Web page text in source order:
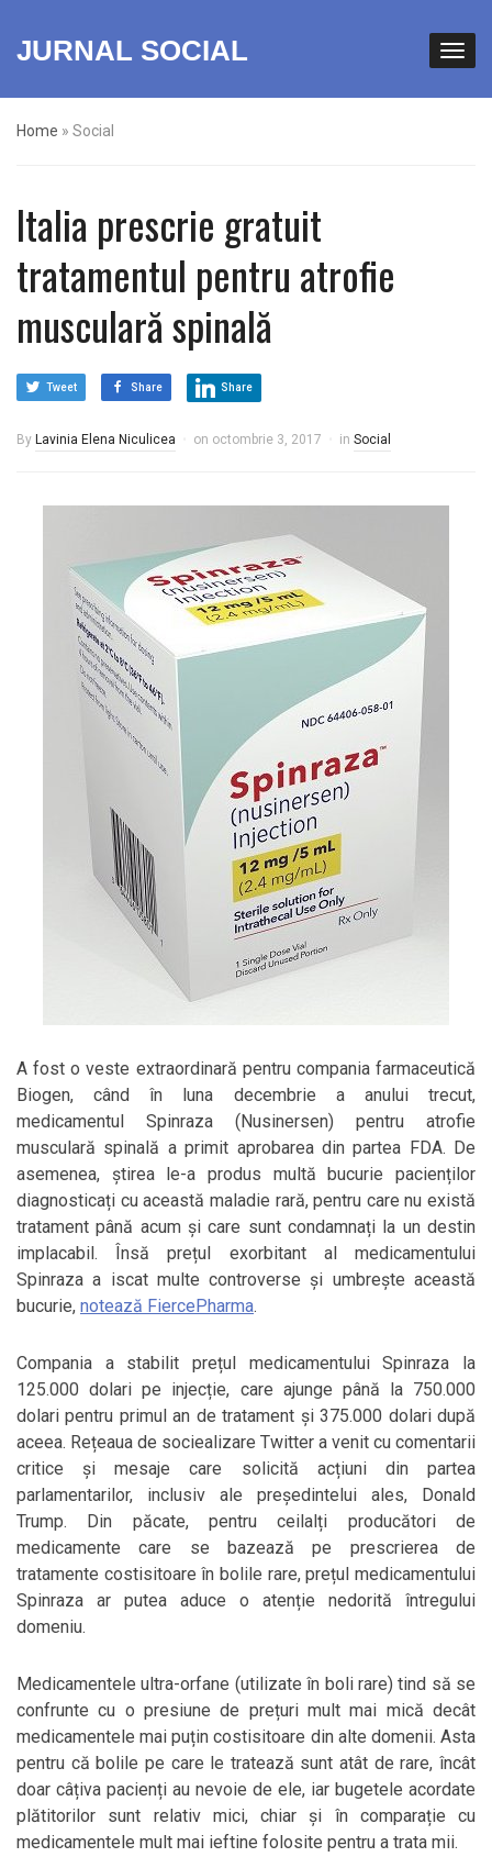
JURNAL SOCIAL
Home » Social
Italia prescrie gratuit
tratamentul pentru atrofie
musculară spinală
Tweet Share Share
By Lavinia Elena Niculicea on octombrie 3, 2017 in Social
A fost o veste extraordinară pentru compania farmaceutică
Biogen, când în luna decembrie a anului trecut,
medicamentul Spinraza (Nusinersen) pentru atrofie
musculară spinală a primit aprobarea din partea FDA. De
asemenea, știrea le-a produs multă bucurie pacienților
diagnosticați cu această maladie rară, pentru care nu există
tratament până acum și care sunt condamnați la un destin
implacabil. Însă prețul exorbitant al medicamentului
Spinraza a iscat multe controverse și umbrește această
bucurie, notează FiercePharma.
Compania a stabilit prețul medicamentului Spinraza la
125.000 dolari pe injecție, care ajunge până la 750.000
dolari pentru primul an de tratament și 375.000 dolari după
aceea. Rețeaua de sociealizare Twitter a venit cu comentarii
critice și mesaje care solicită acțiuni din partea
parlamentarilor, inclusiv ale președintelui ales, Donald
Trump. Din păcate, pentru ceilalți producători de
medicamente care se bazează pe prescrierea de
tratamente costisitoare în bolile rare, prețul medicamentului
Spinraza ar putea aduce o atenție nedorită întregului
domeniu.
Medicamentele ultra-orfane (utilizate în boli rare) tind să se
confrunte cu o presiune de prețuri mult mai mică decât
medicamentele mai puțin costisitoare din alte domenii. Asta
pentru că bolile pe care le tratează sunt atât de rare, încât
doar câțiva pacienți au nevoie de ele, iar bugetele acordate
plătitorilor sunt relativ mici, chiar și în comparație cu
medicamentele mult mai ieftine folosite pentru a trata mii.